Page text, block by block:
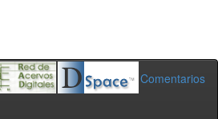
Comentarios